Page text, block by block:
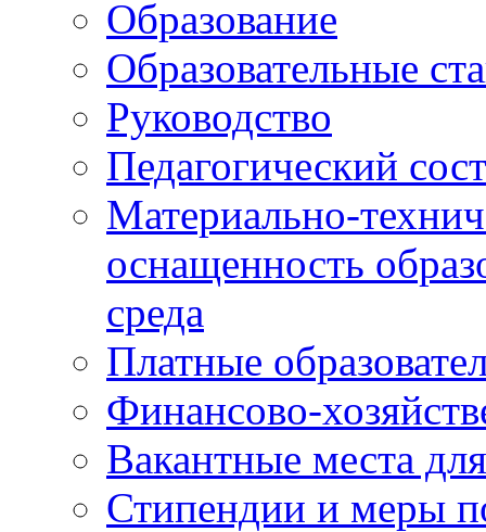
Образование
Образовательные
Руководство
Педагогический
Материально-
оснащенность
среда
Платные
Финансово-
Вакантные места
Стипендии и меры